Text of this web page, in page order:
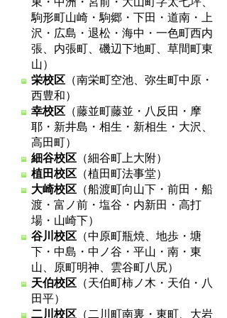
駒形町山崎・駒郷・下田・道南・上
沢・広島・退松・海中・一色町西内
張、内張町、磯辺下地町、草間町東
山）
栄校区 （南栄町空池、弥生町中原・
西豊和）
幸校区 （藤並町藤並・八反田・摩
耶・新井島・相生・新相生・大沢、
高田町）
細谷校区 （細谷町上大附）
植田校区 （植田町法事堂）
大崎校区 （船渡町向山下・前田・船
渡・富ノ前・塩谷・内新田・高打
場・山崎下）
谷川校区 （中原町瓶焼、地歩・塘
下・中島・中ノ谷・平山・南・東
山、原町明神、雲谷町八尻）
天伯校区 （天伯町柿ノ木・天伯・八
田平）
二川校区 （二川町南裏・東町、大岩